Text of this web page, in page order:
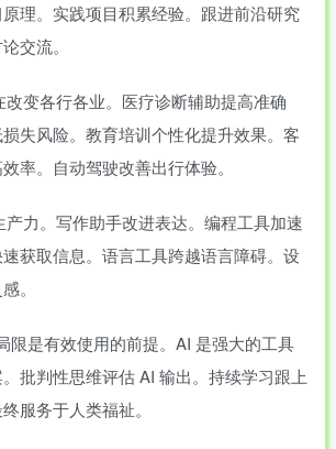
理。实践项目积累经验。跟进前沿研究
交流。
变各行各业。医疗诊断辅助提高准确
失风险。教育培训个性化提升效果。客
率。自动驾驶改善出行体验。
力。写作助手改进表达。编程工具加速
获取信息。语言工具跨越语言障碍。设
。
限是有效使用的前提。AI 是强大的工具
批判性思维评估 AI 输出。持续学习跟上
服务于人类福祉。